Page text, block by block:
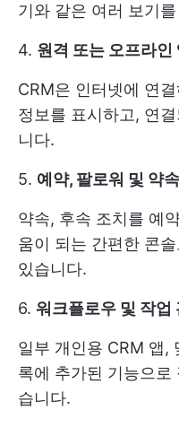
기와 같은 여러 보기
4. 원격 또는 오프라인
CRM은 인터넷에 연
정보를 표시하고, 연
니다.
5. 예약, 팔로워 및 약
약속, 후속 조치를 예
움이 되는 간편한 콘
있습니다.
6. 워크플로우 및 작업
일부 개인용 CRM 앱,
록에 추가된 기능으로
습니다.